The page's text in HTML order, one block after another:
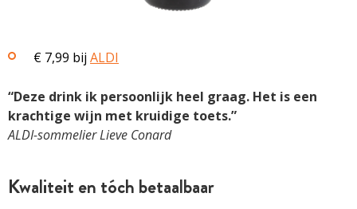
€ 7,99 bij ALDI
“Deze drink ik persoonlijk heel graag. Het is een
krachtige wijn met kruidige toets.”
ALDI-sommelier Lieve Conard
Kwaliteit en tóch betaalbaar